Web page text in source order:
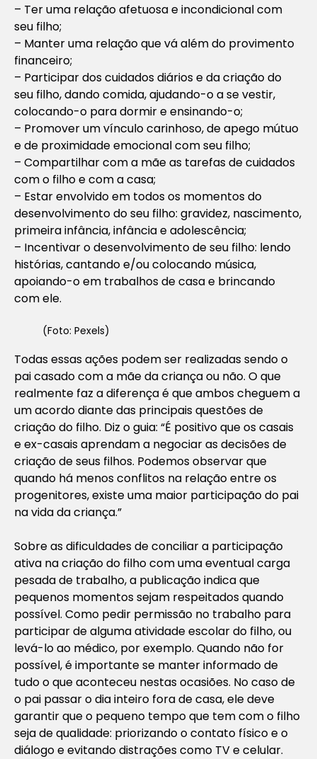
– Ter uma relação afetuosa e incondicional com
seu filho;
– Manter uma relação que vá além do provimento
financeiro;
– Participar dos cuidados diários e da criação do
seu filho, dando comida, ajudando-o a se vestir,
colocando-o para dormir e ensinando-o;
– Promover um vínculo carinhoso, de apego mútuo
e de proximidade emocional com seu filho;
– Compartilhar com a mãe as tarefas de cuidados
com o filho e com a casa;
– Estar envolvido em todos os momentos do
desenvolvimento do seu filho: gravidez, nascimento,
primeira infância, infância e adolescência;
– Incentivar o desenvolvimento de seu filho: lendo
histórias, cantando e/ou colocando música,
apoiando-o em trabalhos de casa e brincando
com ele.
(Foto: Pexels)
Todas essas ações podem ser realizadas sendo o
pai casado com a mãe da criança ou não. O que
realmente faz a diferença é que ambos cheguem a
um acordo diante das principais questões de
criação do filho. Diz o guia: “É positivo que os casais
e ex-casais aprendam a negociar as decisões de
criação de seus filhos. Podemos observar que
quando há menos conflitos na relação entre os
progenitores, existe uma maior participação do pai
na vida da criança.”
Sobre as dificuldades de conciliar a participação
ativa na criação do filho com uma eventual carga
pesada de trabalho, a publicação indica que
pequenos momentos sejam respeitados quando
possível. Como pedir permissão no trabalho para
participar de alguma atividade escolar do filho, ou
levá-lo ao médico, por exemplo. Quando não for
possível, é importante se manter informado de
tudo o que aconteceu nestas ocasiões. No caso de
o pai passar o dia inteiro fora de casa, ele deve
garantir que o pequeno tempo que tem com o filho
seja de qualidade: priorizando o contato físico e o
diálogo e evitando distrações como TV e celular.